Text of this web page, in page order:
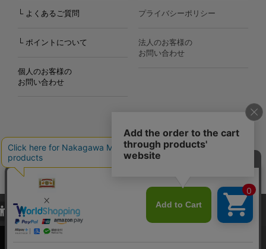
└ よくあるご質問
└ ポイントについて
個人のお客様の
お問い合わせ
プライバシーポリシー
法人のお客様の
お問い合わせ
Copyright©2000
Nakagawa Masashichi Shoten All Rights Reserved.
当サイトでは、当サイト内における閲覧履歴・属性情報などの取得およ
び利便性向上のためにクッキー（Cookie）を使用いたします。詳細に
関しては「プライバシーポリシー